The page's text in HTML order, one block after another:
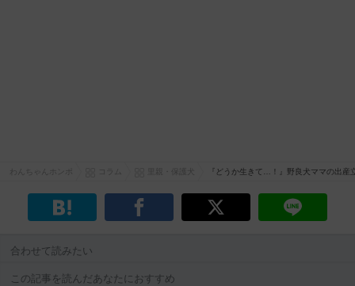
里親・保護犬 『どうか生きて…！』野良犬ママの出産
合わせて読みたい
この記事を読んだあなたにおすすめ